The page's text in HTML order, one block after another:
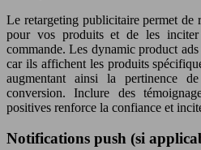
Le retargeting publicitaire permet de
pour vos produits et de les
commande. Les dynamic product
car ils affichent les produits
augmentant ainsi la pertinence
conversion. Inclure des
positives renforce la confiance et
Notifications push (si